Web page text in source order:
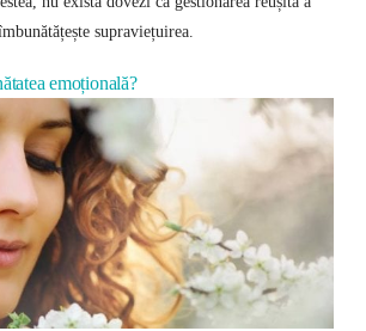
supraviețuirea.
emoțională?